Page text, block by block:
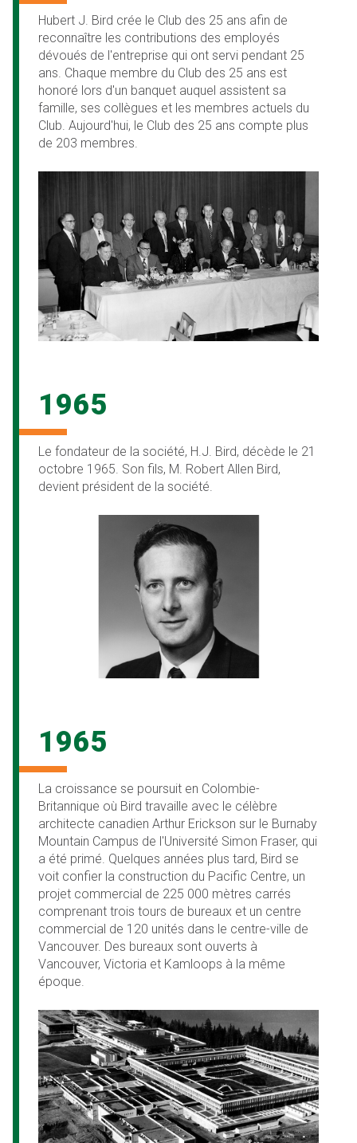
Hubert J. Bird crée le Club des 25 ans afin de
reconnaître les contributions des employés
dévoués de l'entreprise qui ont servi pendant 25
ans. Chaque membre du Club des 25 ans est
honoré lors d'un banquet auquel assistent sa
famille, ses collègues et les membres actuels du
Club. Aujourd'hui, le Club des 25 ans compte plus
de 203 membres.
1965
Le fondateur de la société, H.J. Bird, décède le 21
octobre 1965. Son fils, M. Robert Allen Bird,
devient président de la société.
1965
La croissance se poursuit en Colombie-
Britannique où Bird travaille avec le célèbre
architecte canadien Arthur Erickson sur le Burnaby
Mountain Campus de l'Université Simon Fraser, qui
a été primé. Quelques années plus tard, Bird se
voit confier la construction du Pacific Centre, un
projet commercial de 225 000 mètres carrés
comprenant trois tours de bureaux et un centre
commercial de 120 unités dans le centre-ville de
Vancouver. Des bureaux sont ouverts à
Vancouver, Victoria et Kamloops à la même
époque.